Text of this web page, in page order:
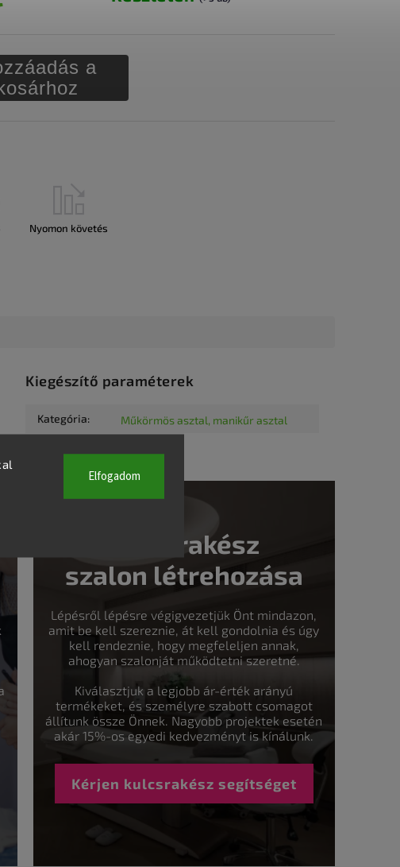
Elfogadom
a
Nyomon követés
Kiegészítő paraméterek
Kategória: Műkörmös asztal, manikűr asztal
Kulcsrakész
szalon létrehozása
Lépésről lépésre végigvezetjük Önt mindazon,
amit be kell szereznie, át kell gondolnia és úgy
kell rendeznie, hogy megfeleljen annak,
ahogyan szalonját működtetni szeretné.
Kiválasztjuk a legjobb ár-érték arányú
termékeket, és személyre szabott csomagot
állítunk össze Önnek. Nagyobb projektek esetén
akár 15%-os egyedi kedvezményt is kínálunk.
Kérjen kulcsrakész segítséget